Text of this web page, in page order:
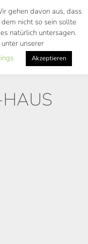
gehen davon aus, dass
nicht so sein sollte
natürlich untersagen.
unserer
Akzeptieren